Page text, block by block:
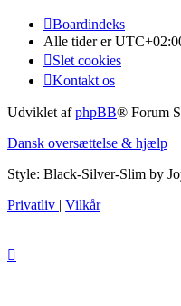
Boardindeks
Alle tider er
Slet cookies
Kontakt os
Udviklet afphpBB® Forum
Dansk oversættelse & hjælp
Style: Black-Silver-Slim by
Privatliv | Vilkår